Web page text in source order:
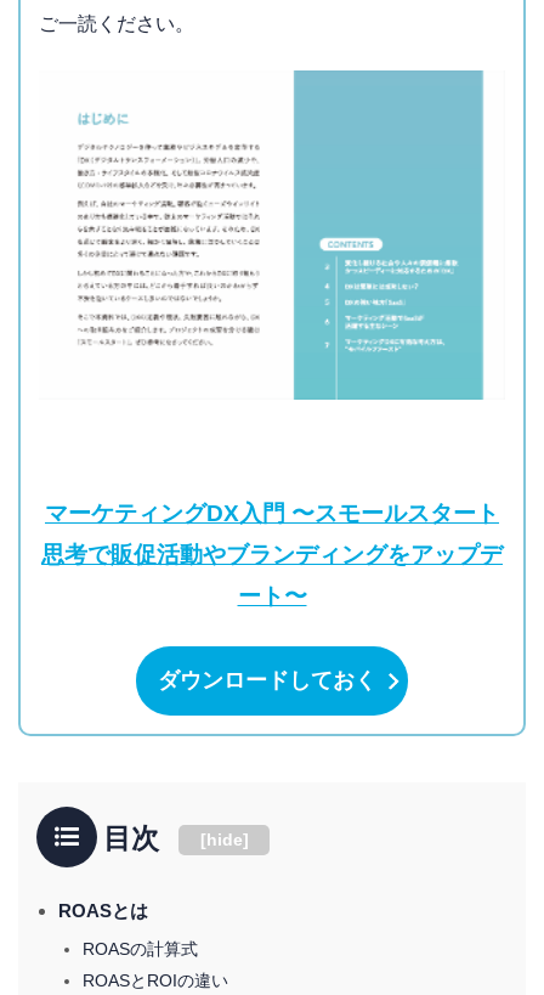
ご一読ください。
マーケティングDX入門 〜スモールスタート
思考で販促活動やブランディングをアップデ
ート〜
ダウンロードしておく
目次 [hide]
ROASとは
ROASの計算式
ROASとROIの違い